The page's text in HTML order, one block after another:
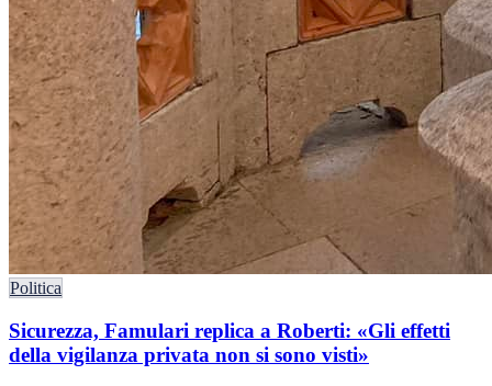
Politica
Sicurezza, Famulari replica a Roberti: «Gli effetti
della vigilanza privata non si sono visti»